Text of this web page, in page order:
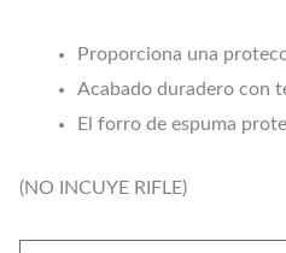
Proporciona una
Acabado duradero con
El forro de espuma
(NO INCUYE RIFLE)
cantidad